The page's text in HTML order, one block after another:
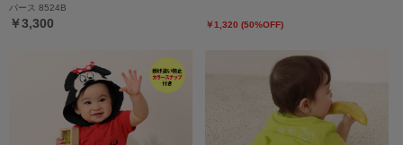
パース 8524B
￥3,300 ￥1,320 (50%OFF)